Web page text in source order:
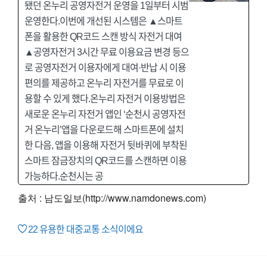
됐던 온누리 공영자전거 운영을 1일부터 시범
운영한다.이번에 개선된 시스템은 ▲스마트
폰을 활용한 QR코드 스캔 방식 자전거 대여
▲공영자전거 3시간 무료 이용요금 변경 등으
로 공영자전거 이용자에게 대여·반납 시 이용
편의를 제공하고 온누리 자전거를 무료로 이
용할 수 있게 했다.온누리 자전거 이용방법은
새로운 온누리 자전거 앱인 ‘순천시 공영자전
거 온누리’앱을 다운로드해 스마트폰에 설치
한 다음, 앱을 이용해 자전거 뒷바퀴에 부착된
스마트 잠금장치의 QR코드를 스캔하면 이용
가능하다.순천시는 공
출처 : 남도일보(http://www.namdonews.com)
22유용한 대중교통 소식이에요